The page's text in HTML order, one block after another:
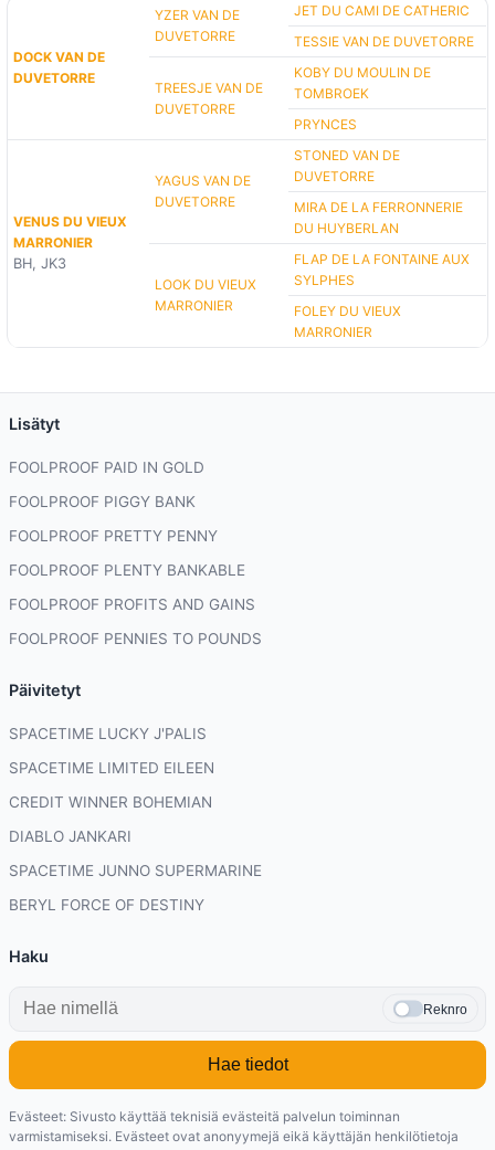
DOCK VAN DE
DUVETORRE
YZER VAN DE
DUVETORRE
JET DU CAMI DE CATHERIC
TESSIE VAN DE DUVETORRE
TREESJE VAN DE
DUVETORRE
KOBY DU MOULIN DE
TOMBROEK
PRYNCES
VENUS DU VIEUX
MARRONIER
BH, JK3
YAGUS VAN DE
DUVETORRE
STONED VAN DE
DUVETORRE
MIRA DE LA FERRONNERIE
DU HUYBERLAN
LOOK DU VIEUX
MARRONIER
FLAP DE LA FONTAINE AUX
SYLPHES
FOLEY DU VIEUX
MARRONIER
Lisätyt
FOOLPROOF PAID IN GOLD
FOOLPROOF PIGGY BANK
FOOLPROOF PRETTY PENNY
FOOLPROOF PLENTY BANKABLE
FOOLPROOF PROFITS AND GAINS
FOOLPROOF PENNIES TO POUNDS
Päivitetyt
SPACETIME LUCKY J'PALIS
SPACETIME LIMITED EILEEN
CREDIT WINNER BOHEMIAN
DIABLO JANKARI
SPACETIME JUNNO SUPERMARINE
BERYL FORCE OF DESTINY
Haku
Reknro
Hae tiedot
Evästeet: Sivusto käyttää teknisiä evästeitä palvelun toiminnan
varmistamiseksi. Evästeet ovat anonyymejä eikä käyttäjän henkilötietoja